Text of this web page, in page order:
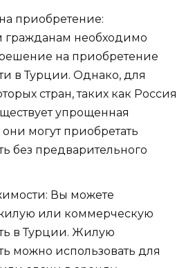
приобретение:
гражданам необходимо
на приобретение
в Турции. Однако, для
стран, таких как Россия
упрощенная
могут приобретать
без предварительного
Вы можете
или коммерческую
в Турции. Жилую
можно использовать для